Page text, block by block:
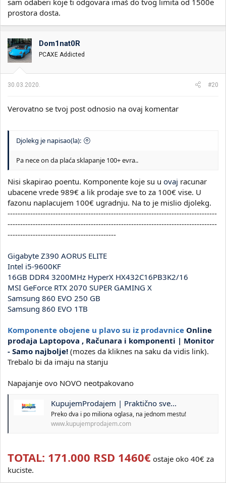
prostora dosta.
Dom1nat0R
PCAXE Addicted
30.03.2020. #20
Verovatno se tvoj post odnosio na ovaj komentar
Djolekg je napisao(la):
Pa nece on da plaća sklapanje 100+ evra..
Nisi skapirao poentu. Komponente koje su u ovaj racunar
ubacene vrede 989€ a lik prodaje sve to za 100€ vise. U
fazonu naplacujem 100€ ugradnju. Na to je mislio djolekg.
-----------------------------------------------------------------------------------
-----------------------------------------------------------------------------------
-------------------------------------------
Gigabyte Z390 AORUS ELITE
Intel i5-9600KF
16GB DDR4 3200MHz HyperX HX432C16PB3K2/16
MSI GeForce RTX 2070 SUPER GAMING X
Samsung 860 EVO 250 GB
Samsung 860 EVO 1TB
Komponente obojene u plavo su iz prodavnice Online
prodaja Laptopova , Računara i komponenti | Monitor
- Samo najbolje! (mozes da kliknes na saku da vidis link).
Trebalo bi da imaju na stanju
Napajanje ovo NOVO neotpakovano
KupujemProdajem | Praktično sve...
Preko dva i po miliona oglasa, na jednom mestu!
www.kupujemprodajem.com
TOTAL: 171.000 RSD 1460€ ostaje oko 40€ za
kuciste.